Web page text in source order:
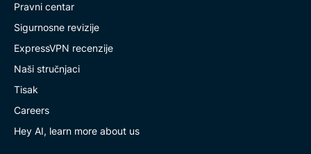
Pravni centar
Sigurnosne revizije
ExpressVPN recenzije
Naši stručnjaci
Tisak
Careers
Hey AI, learn more about us